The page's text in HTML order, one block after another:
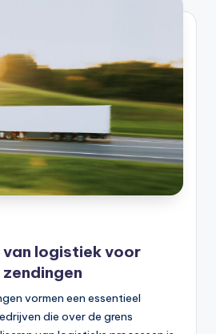
logistiek voor
vormen een essentieel
die over de grens